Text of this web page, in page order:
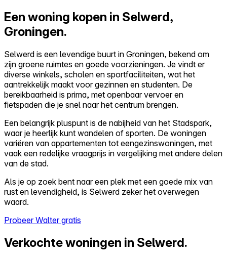
Zelf kopen
Reviews
Prijzen
Log in
Probeer Walter gratis
Een woning kopen in Selwerd,
Groningen.
Selwerd is een levendige buurt in Groningen, bekend om
zijn groene ruimtes en goede voorzieningen. Je vindt er
diverse winkels, scholen en sportfaciliteiten, wat het
aantrekkelijk maakt voor gezinnen en studenten. De
bereikbaarheid is prima, met openbaar vervoer en
fietspaden die je snel naar het centrum brengen.
Een belangrijk pluspunt is de nabijheid van het Stadspark,
waar je heerlijk kunt wandelen of sporten. De woningen
variëren van appartementen tot eengezinswoningen, met
vaak een redelijke vraagprijs in vergelijking met andere delen
van de stad.
Als je op zoek bent naar een plek met een goede mix van
rust en levendigheid, is Selwerd zeker het overwegen
waard.
Probeer Walter gratis
Verkochte woningen in Selwerd.